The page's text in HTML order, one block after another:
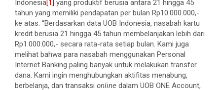
Indonesia[1] yang produktif berusia antara 21 hingga 45
tahun yang memiliki pendapatan per bulan Rp10.000.000,-
ke atas. “Berdasarkan data UOB Indonesia, nasabah kartu
kredit berusia 21 hingga 45 tahun membelanjakan lebih dari
Rp1.000.000,- secara rata-rata setiap bulan. Kami juga
melihat bahwa para nasabah menggunakan Personal
Internet Banking paling banyak untuk melakukan transfer
dana. Kami ingin menghubungkan aktifitas menabung,
berbelanja, dan transaksi online dalam UOB ONE Account,